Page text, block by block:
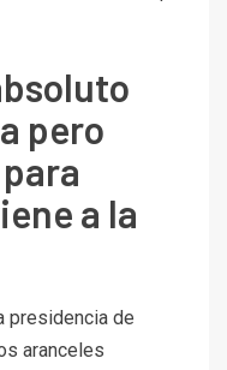
pero
a la
presidencia de
aranceles